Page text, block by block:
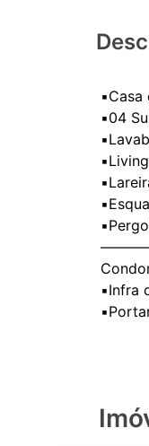
▪️Casa
▪️04
▪️Infra